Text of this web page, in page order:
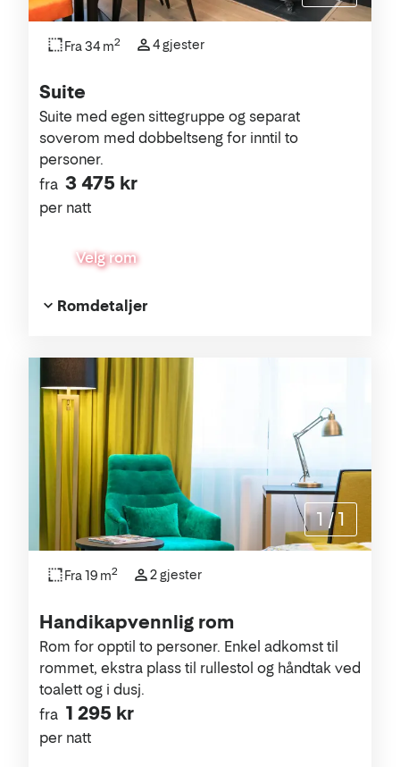
Suite
fra 3 475 kr
per natt
Suite med egen sittegruppe og separat
soverom med dobbeltseng for inntil to
personer.
Velg rom
Fra 34 m2 4 gjester
Romdetaljer
Handikapvennlig rom
fra 1 295 kr
per natt
Rom for opptil to personer. Enkel adkomst til
rommet, ekstra plass til rullestol og håndtak ved
toalett og i dusj.
Fra 19 m2 2 gjester
1 /1